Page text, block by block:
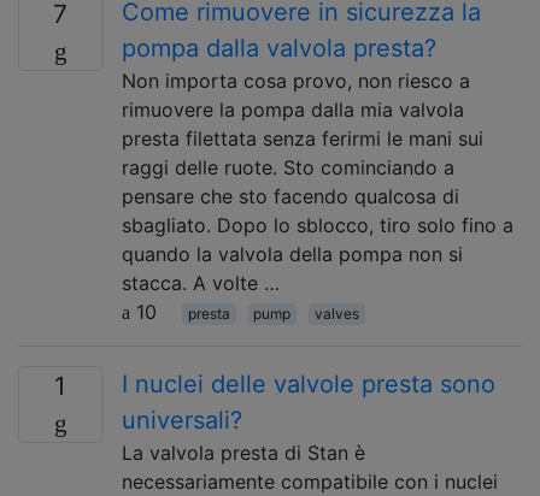
7
Come rimuovere in sicurezza la
pompa dalla valvola presta?
Non importa cosa provo, non riesco a
rimuovere la pompa dalla mia valvola
presta filettata senza ferirmi le mani sui
raggi delle ruote. Sto cominciando a
pensare che sto facendo qualcosa di
sbagliato. Dopo lo sblocco, tiro solo fino a
quando la valvola della pompa non si
stacca. A volte …
10
presta pump valves
1
I nuclei delle valvole presta sono
universali?
La valvola presta di Stan è
necessariamente compatibile con i nuclei